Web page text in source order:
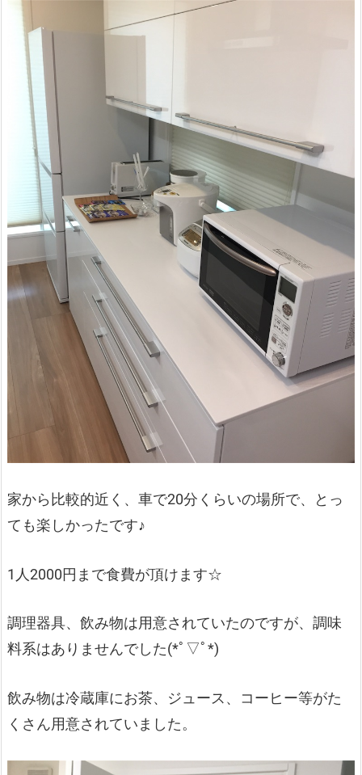
家から比較的近く、車で20分くらいの場所で、とっ
ても楽しかったです♪
1人2000円まで食費が頂けます☆
調理器具、飲み物は用意されていたのですが、調味
料系はありませんでした(*ﾟ▽ﾟ*)
飲み物は冷蔵庫にお茶、ジュース、コーヒー等がた
くさん用意されていました。